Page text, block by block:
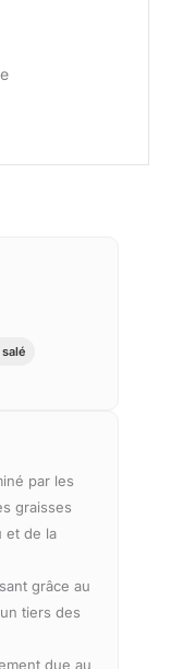
par les
graisses
et de la
grâce au
tiers des
due au